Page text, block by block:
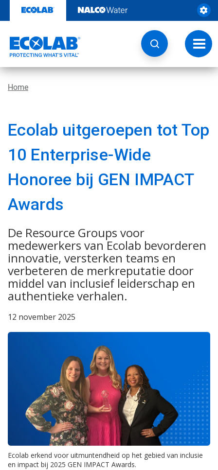
content
Home
Ecolab uitgeroepen tot Top
10 Enterprise-Wide
Honoree bij GEN IMPACT
Awards
De Resource Groups voor
medewerkers van Ecolab bevorderen
innovatie, versterken teams en
verbeteren de merkreputatie door
middel van inclusief leiderschap en
authentieke verhalen.
12 november 2025
Ecolab erkend voor uitmuntendheid op het gebied van inclusie
en impact bij 2025 GEN IMPACT Awards.